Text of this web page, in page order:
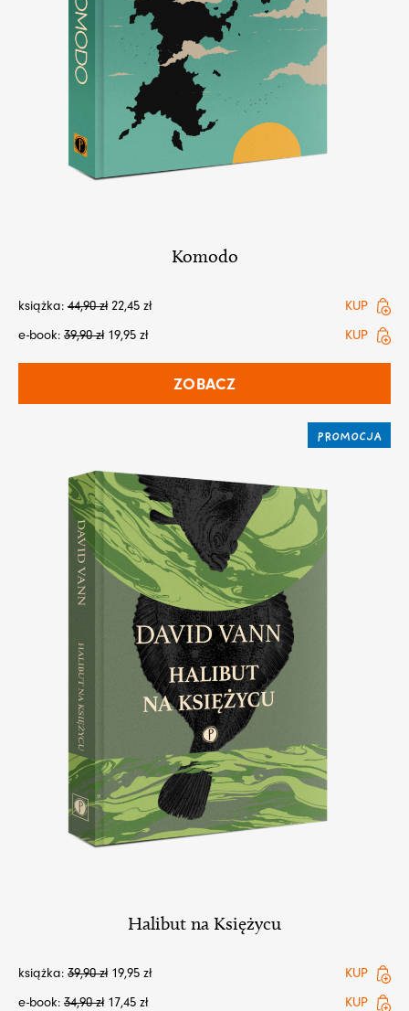
Komodo
książka: 44,90zł 22,45 zł
KUP
e-book: 39,90zł 19,95 zł KUP
ZOBACZ
PROMOCJA
Halibut na Księżycu
książka: 39,90zł 19,95 zł
KUP
e-book: 34,90zł 17,45 zł KUP